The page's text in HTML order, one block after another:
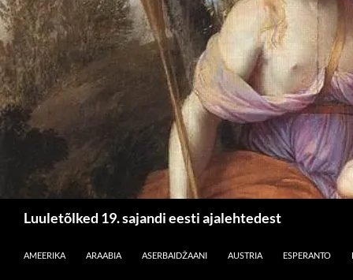
Luuletõlked 19. sajandi eesti ajalehtedest
AMEERIKA
ARAABIA ASERBAIDŽAANI AUSTRIA ESPERANTO